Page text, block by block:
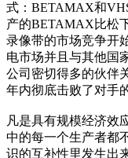
式：BETAMAX和
产的BETAMAX比松
录像带的市场竞争开
电市场并且与其他国
公司密切得多的伙伴
年内彻底击败了对手
凡是具有规模经济效
中的每一个生产者都
识的互补性里发生出